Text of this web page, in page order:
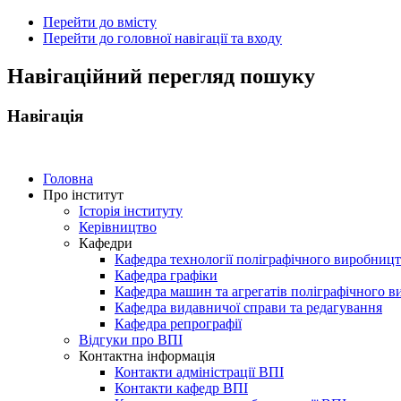
Перейти до вмісту
Перейти до головної навігації та входу
Навігаційний перегляд пошуку
Навігація
Головна
Про інститут
Історія інституту
Керівництво
Кафедри
Кафедра технології поліграфічного
Кафедра графіки
Кафедра машин та агрегатів поліграфічного
Кафедра видавничої справи та редагування
Кафедра репрографії
Відгуки про ВПІ
Контактна інформація
Контакти адміністрації ВПІ
Контакти кафедр ВПІ